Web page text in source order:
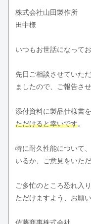
株式会社山田製作所
田中様
いつもお世話になってお
先日ご相談させていた
ましたので、ご報告さ
添付資料に製品仕様書
ただけると幸いです。
特に耐久性能について
いるか、ご意見をいた
ご多忙のところ恐れ入
ただけますよう、お願
佐藤商事株式会社